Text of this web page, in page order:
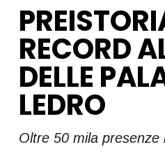
RECORD
DELLE
LEDRO
Oltre 50 mila presenze